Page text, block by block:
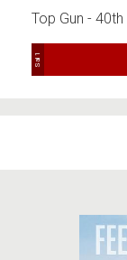
Top Gun -
Sal 1